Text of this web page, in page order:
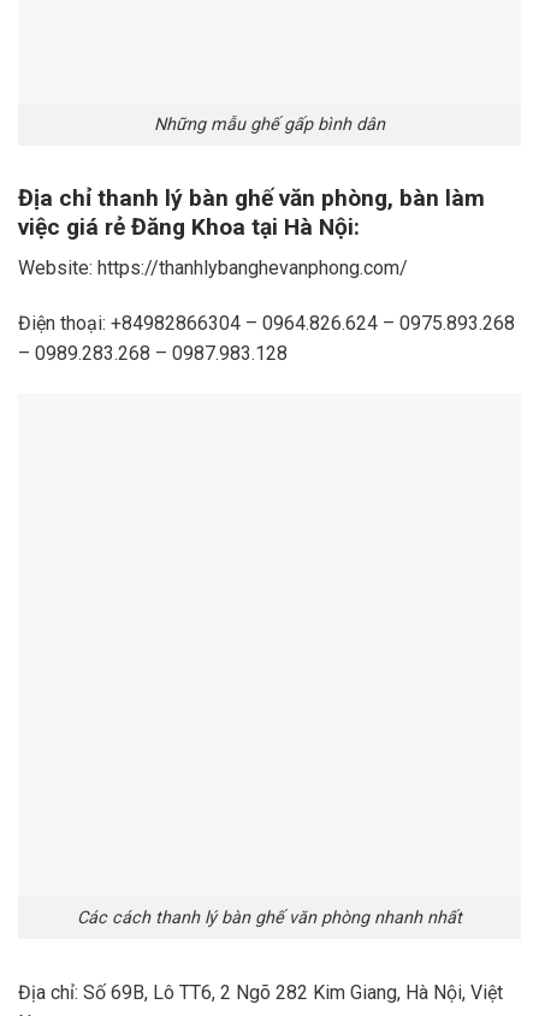
Những mẫu ghế gấp bình dân
Địa chỉ thanh lý bàn ghế văn phòng, bàn làm
việc giá rẻ Đăng Khoa tại Hà Nội:
Website: https://thanhlybanghevanphong.com/
Điện thoại: +84982866304 – 0964.826.624 – 0975.893.268
– 0989.283.268 – 0987.983.128
Các cách thanh lý bàn ghế văn phòng nhanh nhất
Địa chỉ: Số 69B, Lô TT6, 2 Ngõ 282 Kim Giang, Hà Nội, Việt